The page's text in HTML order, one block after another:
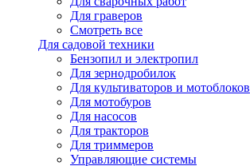
Для граверов
Смотреть все
Для садовой техники
Бензопил и электропил
Для зернодробилок
Для культиваторов и мотоблоков
Для мотобуров
Для насосов
Для тракторов
Для триммеров
Управляющие системы